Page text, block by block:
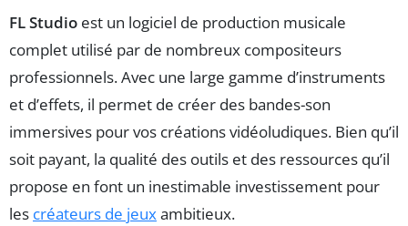
FL Studio est un logiciel de production musicale
complet utilisé par de nombreux compositeurs
professionnels. Avec une large gamme d’instruments
et d’effets, il permet de créer des bandes-son
immersives pour vos créations vidéoludiques. Bien qu’il
soit payant, la qualité des outils et des ressources qu’il
propose en font un inestimable investissement pour
les créateurs de jeuxambitieux.